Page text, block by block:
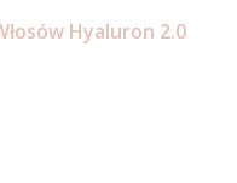
Hyaluron 2.0